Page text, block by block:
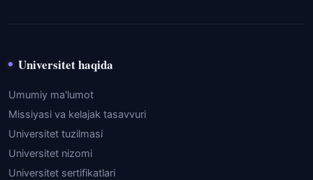
Universitet haqida
Umumiy ma'lumot
Missiyasi va kelajak tasavvuri
Universitet tuzilmasi
Universitet nizomi
Universitet sertifikatlari